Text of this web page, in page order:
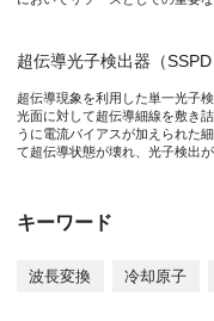
超伝導光子検出器（SSPD
超伝導現象を利用した単一光子
光面に対して超伝導細線を敷き
うに電流バイアスが加えられた
て超伝導状態が壊れ、光子検出が
キーワード
波長変換 冷却原子